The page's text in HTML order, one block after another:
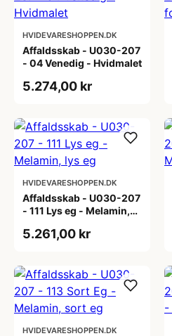
HVIDEVARESHOPPEN.DK
Affaldsskab - U030-207
- 04 Venedig - Hvidmalet
5.274,00 kr
HVIDEVARESHOPPEN.DK
Affaldsskab - U030-207
- 111 Lys eg - Melamin,
5.261,00 kr
HVIDEVARESHOPPEN.DK